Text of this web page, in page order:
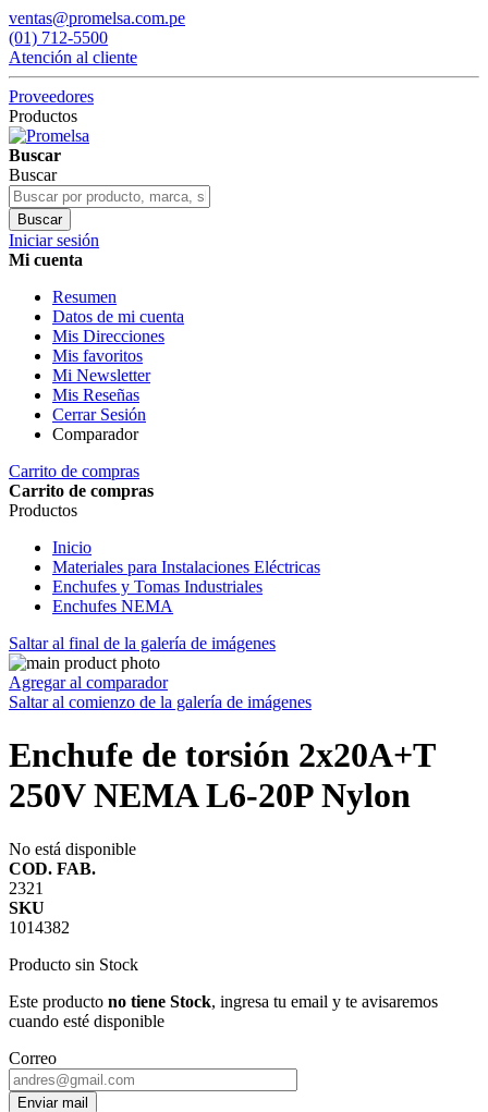
ventas@promelsa.com.pe
(01) 712-5500
Atención al cliente
Proveedores
Productos
Buscar
Buscar
Buscar
Iniciar sesión
Mi cuenta
Resumen
Datos de mi cuenta
Mis Direcciones
Mis favoritos
Mi Newsletter
Mis Reseñas
Cerrar Sesión
Comparador
Carrito de compras
Carrito de compras
Productos
Inicio
Materiales para Instalaciones Eléctricas
Enchufes y Tomas Industriales
Enchufes NEMA
Saltar al final de la galería de imágenes
Agregar al comparador
Saltar al comienzo de la galería de imágenes
Enchufe de torsión 2x20A+T
250V NEMA L6-20P Nylon
No está disponible
COD. FAB.
2321
SKU
1014382
Producto sin Stock
Este producto no tiene Stock, ingresa tu email y te avisaremos
cuando esté disponible
Correo
Enviar mail